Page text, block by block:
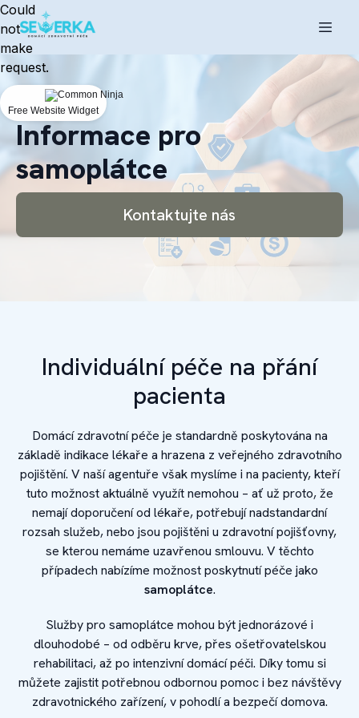
Informace pro
samoplátce
Kontaktujte nás
Individuální péče na přání
pacienta
Domácí zdravotní péče je standardně poskytována na
základě indikace lékaře a hrazena z veřejného zdravotního
pojištění. V naší agentuře však myslíme i na pacienty, kteří
tuto možnost aktuálně využít nemohou – ať už proto, že
nemají doporučení od lékaře, potřebují nadstandardní
rozsah služeb, nebo jsou pojištěni u zdravotní pojišťovny,
se kterou nemáme uzavřenou smlouvu. V těchto
případech nabízíme možnost poskytnutí péče jako
samoplátce.
Služby pro samoplátce mohou být jednorázové i
dlouhodobé – od odběru krve, přes ošetřovatelskou
rehabilitaci, až po intenzivní domácí péči. Díky tomu si
můžete zajistit potřebnou odbornou pomoc i bez návštěvy
zdravotnického zařízení, v pohodlí a bezpečí domova.
Could
not
make
request.
Free Website Widget